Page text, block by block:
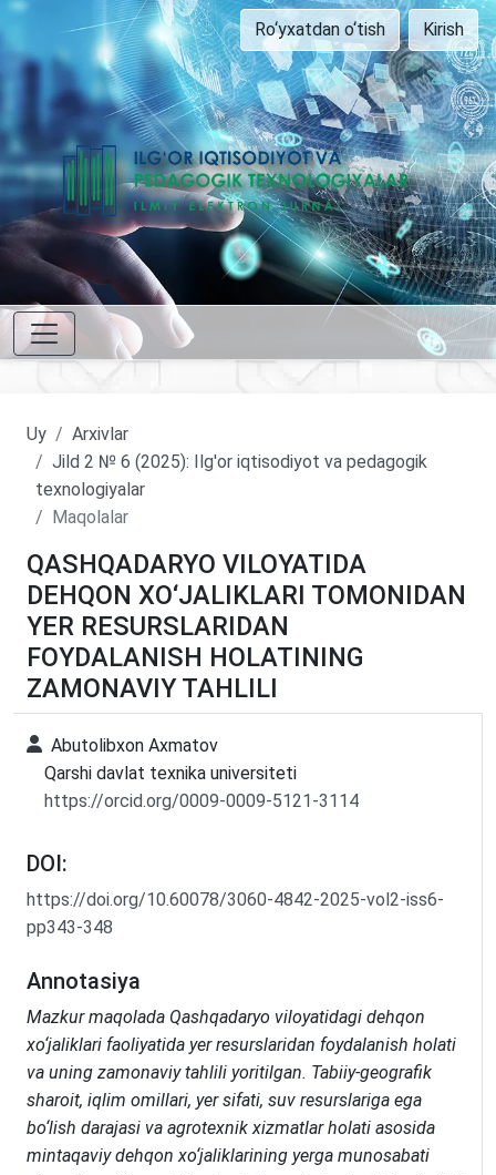
Ro‘yxatdan o‘tish Kirish
Uy
Arxivlar
Jild 2 № 6 (2025): Ilg'or iqtisodiyot va pedagogik
texnologiyalar
Maqolalar
QASHQADARYO VILOYATIDA
DEHQON XO‘JALIKLARI TOMONIDAN
YER RESURSLARIDAN
FOYDALANISH HOLATINING
ZAMONAVIY TAHLILI
Abutolibxon Axmatov
Qarshi davlat texnika universiteti
https://orcid.org/0009-0009-5121-3114
DOI:
https://doi.org/10.60078/3060-4842-2025-vol2-iss6-
pp343-348
Annotasiya
Mazkur maqolada Qashqadaryo viloyatidagi dehqon
xo‘jaliklari faoliyatida yer resurslaridan foydalanish holati
va uning zamonaviy tahlili yoritilgan. Tabiiy-geografik
sharoit, iqlim omillari, yer sifati, suv resurslariga ega
bo‘lish darajasi va agrotexnik xizmatlar holati asosida
mintaqaviy dehqon xo‘jaliklarining yerga munosabati